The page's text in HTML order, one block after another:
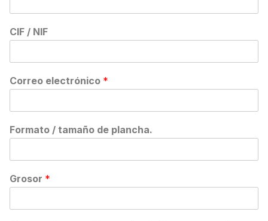
CIF / NIF
Correo electrónico *
Formato / tamaño de plancha.
Grosor *